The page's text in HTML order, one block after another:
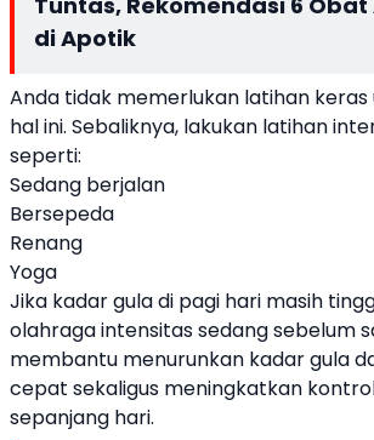
di Apotik
Anda tidak memerlukan latihan
hal ini. Sebaliknya, lakukan latihan
seperti:
Sedang berjalan
Bersepeda
Renang
Yoga
Jika kadar gula di pagi hari masih
olahraga intensitas sedang sebelum
membantu menurunkan kadar gula
cepat sekaligus meningkatkan
sepanjang hari.